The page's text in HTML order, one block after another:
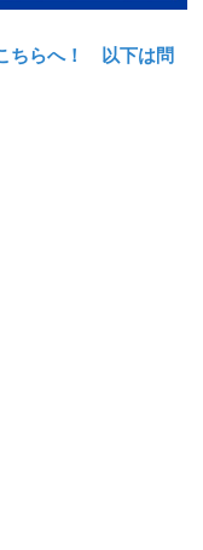
ちらへ！ 以下は問